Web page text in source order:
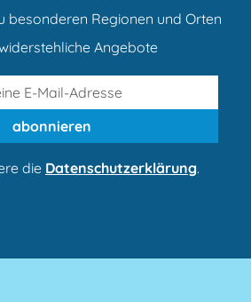
besonderen Regionen und Orten
Angebote
abonnieren
die Datenschutzerklärung.